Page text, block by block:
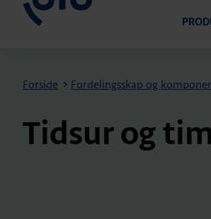
Forside > Fordelingsskap og
Tidsur og